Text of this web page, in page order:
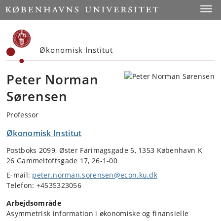
Start
Økonomisk Institut
Peter Norman
Sørensen
Professor
Økonomisk Institut
Postboks 2099, Øster Farimagsgade 5, 1353 København K
26 Gammeltoftsgade 17, 26-1-00
E-mail: peter.norman.sorensen@econ.ku.dk
Telefon: +4535323056
Arbejdsområde
Asymmetrisk information i økonomiske og finansielle